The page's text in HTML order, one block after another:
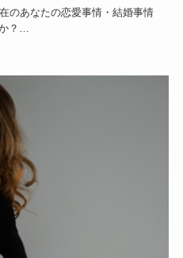
のあなたの恋愛事情・結婚事情
？
では？」…